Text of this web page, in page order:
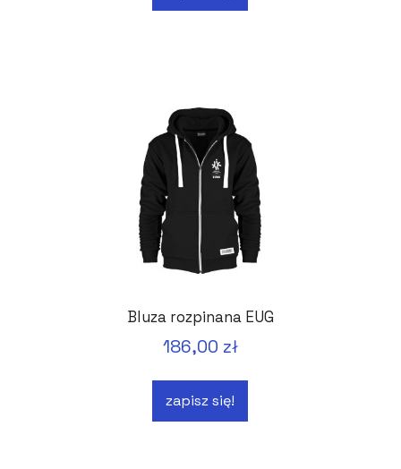
Bluza rozpinana EUG
186,00 zł
zapisz się!